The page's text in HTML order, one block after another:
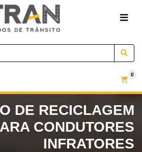
0
DE RECICLAGEM
CONDUTORES
INFRATORES